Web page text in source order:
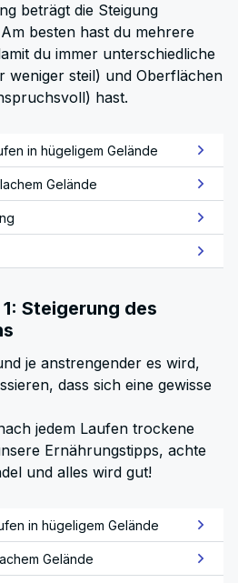
beträgt die Steigung
besten hast du mehrere
du immer unterschiedliche
weniger steil) und Oberflächen
hast.
in hügeligem Gelände
Gelände
Steigerung des
je anstrengender es wird,
dass sich eine gewisse
jedem Laufen trockene
Ernährungstipps, achte
und alles wird gut!
in hügeligem Gelände
Gelände